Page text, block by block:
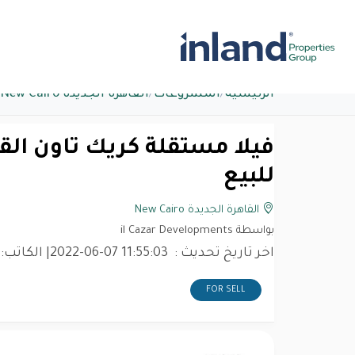
الرئيسية/المشروعات /القاهرة الجديدة New Cairo
للبيع
القاهرة الجديدة New Cairo
بواسطة il Cazar Developments
اخر تاريخ تحديث : 2022-06-07 11:55:03
|
FOR SELL